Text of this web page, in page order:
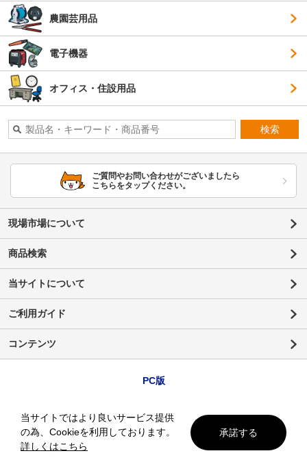
農園芸用品
電子機器
オフィス・住設用品
検索
ご質問やお問い合わせがございましたら
こちらをタップください。
現場市場について
商品検索
当サイトについて
ご利用ガイド
コンテンツ
PC版
当サイトではより良いサービス提供
の為、Cookieを利用しております。
詳しくはこちら
承諾する